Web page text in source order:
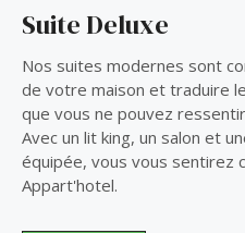
d
e
Suite Deluxe
Nos suites modernes sont
de votre maison et traduire
que vous ne pouvez
Avec un lit king, un salon et
équipée, vous vous sentirez
Appart'hotel.